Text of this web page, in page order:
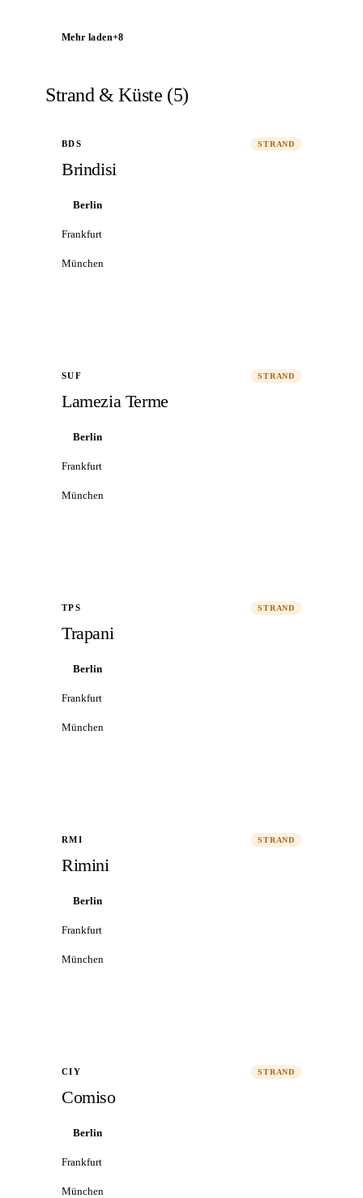
Mehr laden+8
Strand & Küste (5)
BDS STRAND
Brindisi
Berlin
Frankfurt
München
SUF STRAND
Lamezia Terme
Berlin
Frankfurt
München
TPS STRAND
Trapani
Berlin
Frankfurt
München
RMI STRAND
Rimini
Berlin
Frankfurt
München
CIY STRAND
Comiso
Berlin
Frankfurt
München